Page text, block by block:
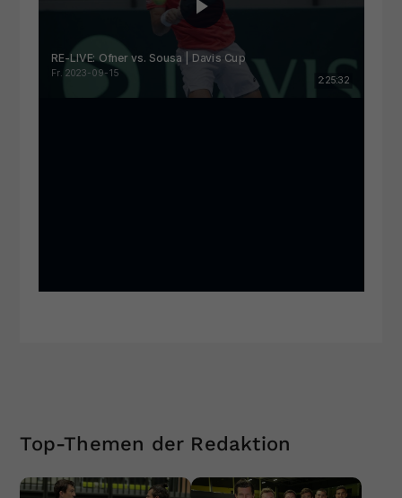
Top-Themen der Redaktion